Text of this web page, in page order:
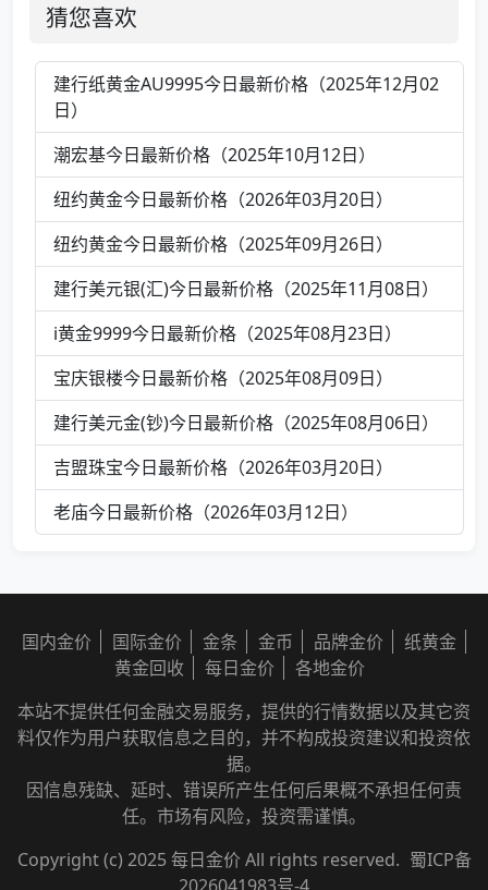
猜您喜欢
建行纸黄金AU9995今日最新价格（2025年12月02
日）
潮宏基今日最新价格（2025年10月12日）
纽约黄金今日最新价格（2026年03月20日）
纽约黄金今日最新价格（2025年09月26日）
建行美元银(汇)今日最新价格（2025年11月08日）
i黄金9999今日最新价格（2025年08月23日）
宝庆银楼今日最新价格（2025年08月09日）
建行美元金(钞)今日最新价格（2025年08月06日）
吉盟珠宝今日最新价格（2026年03月20日）
老庙今日最新价格（2026年03月12日）
国内金价 国际金价 金条 金币 品牌金价
纸黄金
黄金回收
每日金价
各地金价
本站不提供任何金融交易服务，提供的行情数据以及其它资
料仅作为用户获取信息之目的，并不构成投资建议和投资依
据。
因信息残缺、延时、错误所产生任何后果概不承担任何责
任。市场有风险，投资需谨慎。
Copyright (c) 2025 每日金价 All rights reserved. 蜀ICP备